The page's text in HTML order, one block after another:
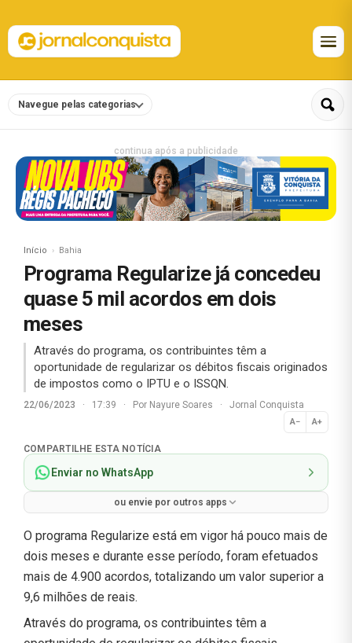
Navegue pelas categorias
continua após a publicidade
Início Bahia
Programa Regularize já concedeu
quase 5 mil acordos em dois
meses
Através do programa, os contribuintes têm a
oportunidade de regularizar os débitos fiscais originados
de impostos como o IPTU e o ISSQN.
22/06/2023 · 17:39 · Por Nayure Soares · Jornal Conquista
A− A+
Normal
COMPARTILHE ESTA NOTÍCIA
Enviar no WhatsApp
ou envie por outros apps
O programa Regularize está em vigor há pouco mais de
dois meses e durante esse período, foram efetuados
mais de 4.900 acordos, totalizando um valor superior a
9,6 milhões de reais.
Através do programa, os contribuintes têm a